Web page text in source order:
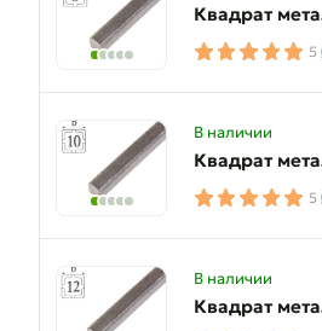
Квадрат
5
В наличии
Квадрат
5
В наличии
Квадрат